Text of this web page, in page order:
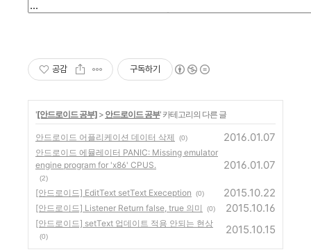
공감 구독하기
'[안드로이드 공부] > 안드로이드 공부' 카테고리의 다른 글
안드로이드 어플리케이션 데이터 삭제 (0) 2016.01.07
안드로이드 에뮬레이터 PANIC: Missing emulator
engine program for 'x86' CPUS.
(2)
2016.01.07
[안드로이드] EditText setText Exeception (0) 2015.10.22
[안드로이드] Listener Return false, true 의미 (0) 2015.10.16
[안드로이드] setText 업데이트 적용 안되는 현상
(0)
2015.10.15